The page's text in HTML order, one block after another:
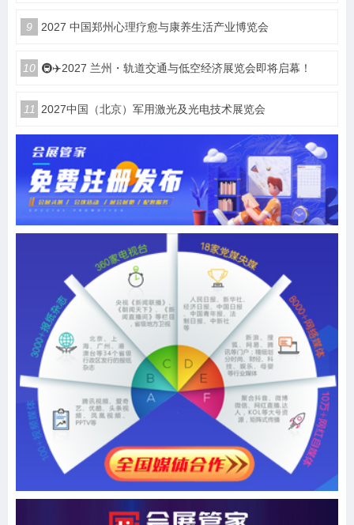
9 2027 中国郑州心理疗愈与康养生活产业博览会
10 🚇✈️2027 兰州・轨道交通与低空经济展览会即将启幕！
11 2027中国（北京）军用激光及光电技术展览会